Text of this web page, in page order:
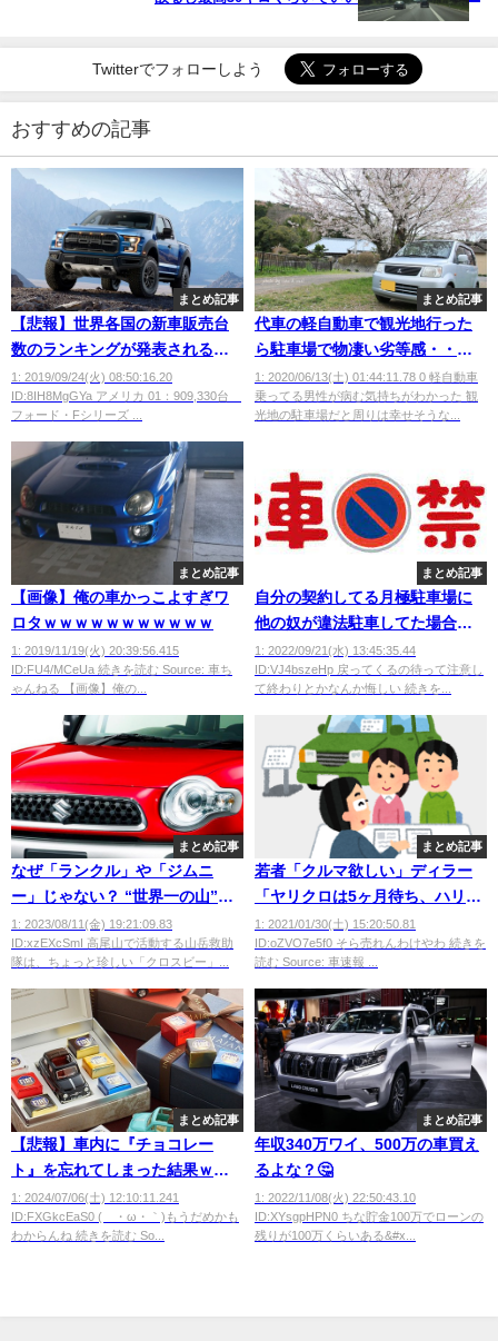
Twitterでフォローしよう
おすすめの記事
まとめ記事
【悲報】世界各国の新車販売台
数のランキングが発表されるｗ
ｗｗｗｗ
1: 2019/09/24(火) 08:50:16.20
ID:8IH8MgGYa アメリカ 01：909,330台
フォード・Fシリーズ ...
まとめ記事
代車の軽自動車で観光地行った
ら駐車場で物凄い劣等感・・・
物凄く恥ずかしくなった・・・
1: 2020/06/13(土) 01:44:11.78 0 軽自動車
乗ってる男性が病む気持ちがわかった 観
光地の駐車場だと周りは幸せそうな...
まとめ記事
【画像】俺の車かっこよすぎワ
ロタｗｗｗｗｗｗｗｗｗｗｗ
1: 2019/11/19(火) 20:39:56.415
ID:FU4/MCeUa 続きを読む Source: 車ち
ゃんねる 【画像】俺の...
まとめ記事
自分の契約してる月極駐車場に
他の奴が違法駐車してた場合に
金請求していいの？
1: 2022/09/21(水) 13:45:35.44
ID:VJ4bszeHp 戻ってくるの待って注意し
て終わりとかなんか悔しい 続きを...
まとめ記事
なぜ「ランクル」や「ジムニ
ー」じゃない？ “世界一の山”で
活動する山岳救助隊がスズキ
「クロスビー」を採用する理由
1: 2023/08/11(金) 19:21:09.83
ID:xzEXcSmI 高尾山で活動する山岳救助
隊は、ちょっと珍しい「クロスビー」...
まとめ記事
若者「クルマ欲しい」ディラー
「ヤリクロは5ヶ月待ち、ハリア
ーは10ヶ月待ちです」
1: 2021/01/30(土) 15:20:50.81
ID:oZVO7e5f0 そら売れんわけやわ 続きを
読む Source: 車速報 ...
まとめ記事
【悲報】車内に『チョコレー
ト』を忘れてしまった結果ｗｗ
ｗｗｗ
1: 2024/07/06(土) 12:10:11.241
ID:FXGkcEaS0 (´・ω・｀)もうだめかも
わからんね 続きを読む So...
まとめ記事
年収340万ワイ、500万の車買え
るよな？🤔
1: 2022/11/08(火) 22:50:43.10
ID:XYsgpHPN0 ちな貯金100万でローンの
残りが100万くらいある&#x...